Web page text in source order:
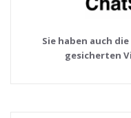
Sie haben auch
gesicherten